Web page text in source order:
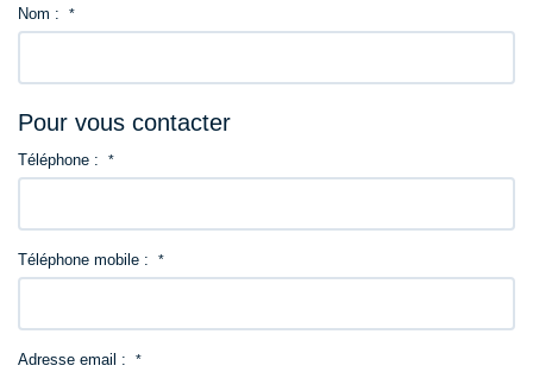
Nom : *
Pour vous contacter
Téléphone : *
Téléphone mobile : *
Adresse email : *